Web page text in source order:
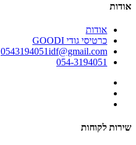
אודות
אודות
כרטיסי גודי GOODI
0543194051idf@gmail.com
054-3194051
שירות לקוחות